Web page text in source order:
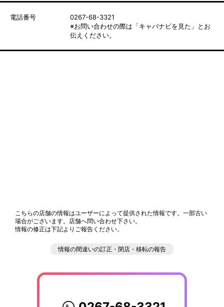
電話番号
0267-68-3321
※お問い合わせの際は「キャバナビを見た」とお
伝えください。
こちらの店舗の情報はユーザーによって提供された情報です。一部古い
場合がございます。店舗へ問い合わせ下さい。
情報の修正は下記よりご報告ください。
情報の間違いの訂正・閉店・移転の報告